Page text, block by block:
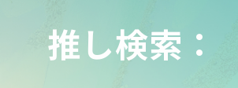
推し検索：